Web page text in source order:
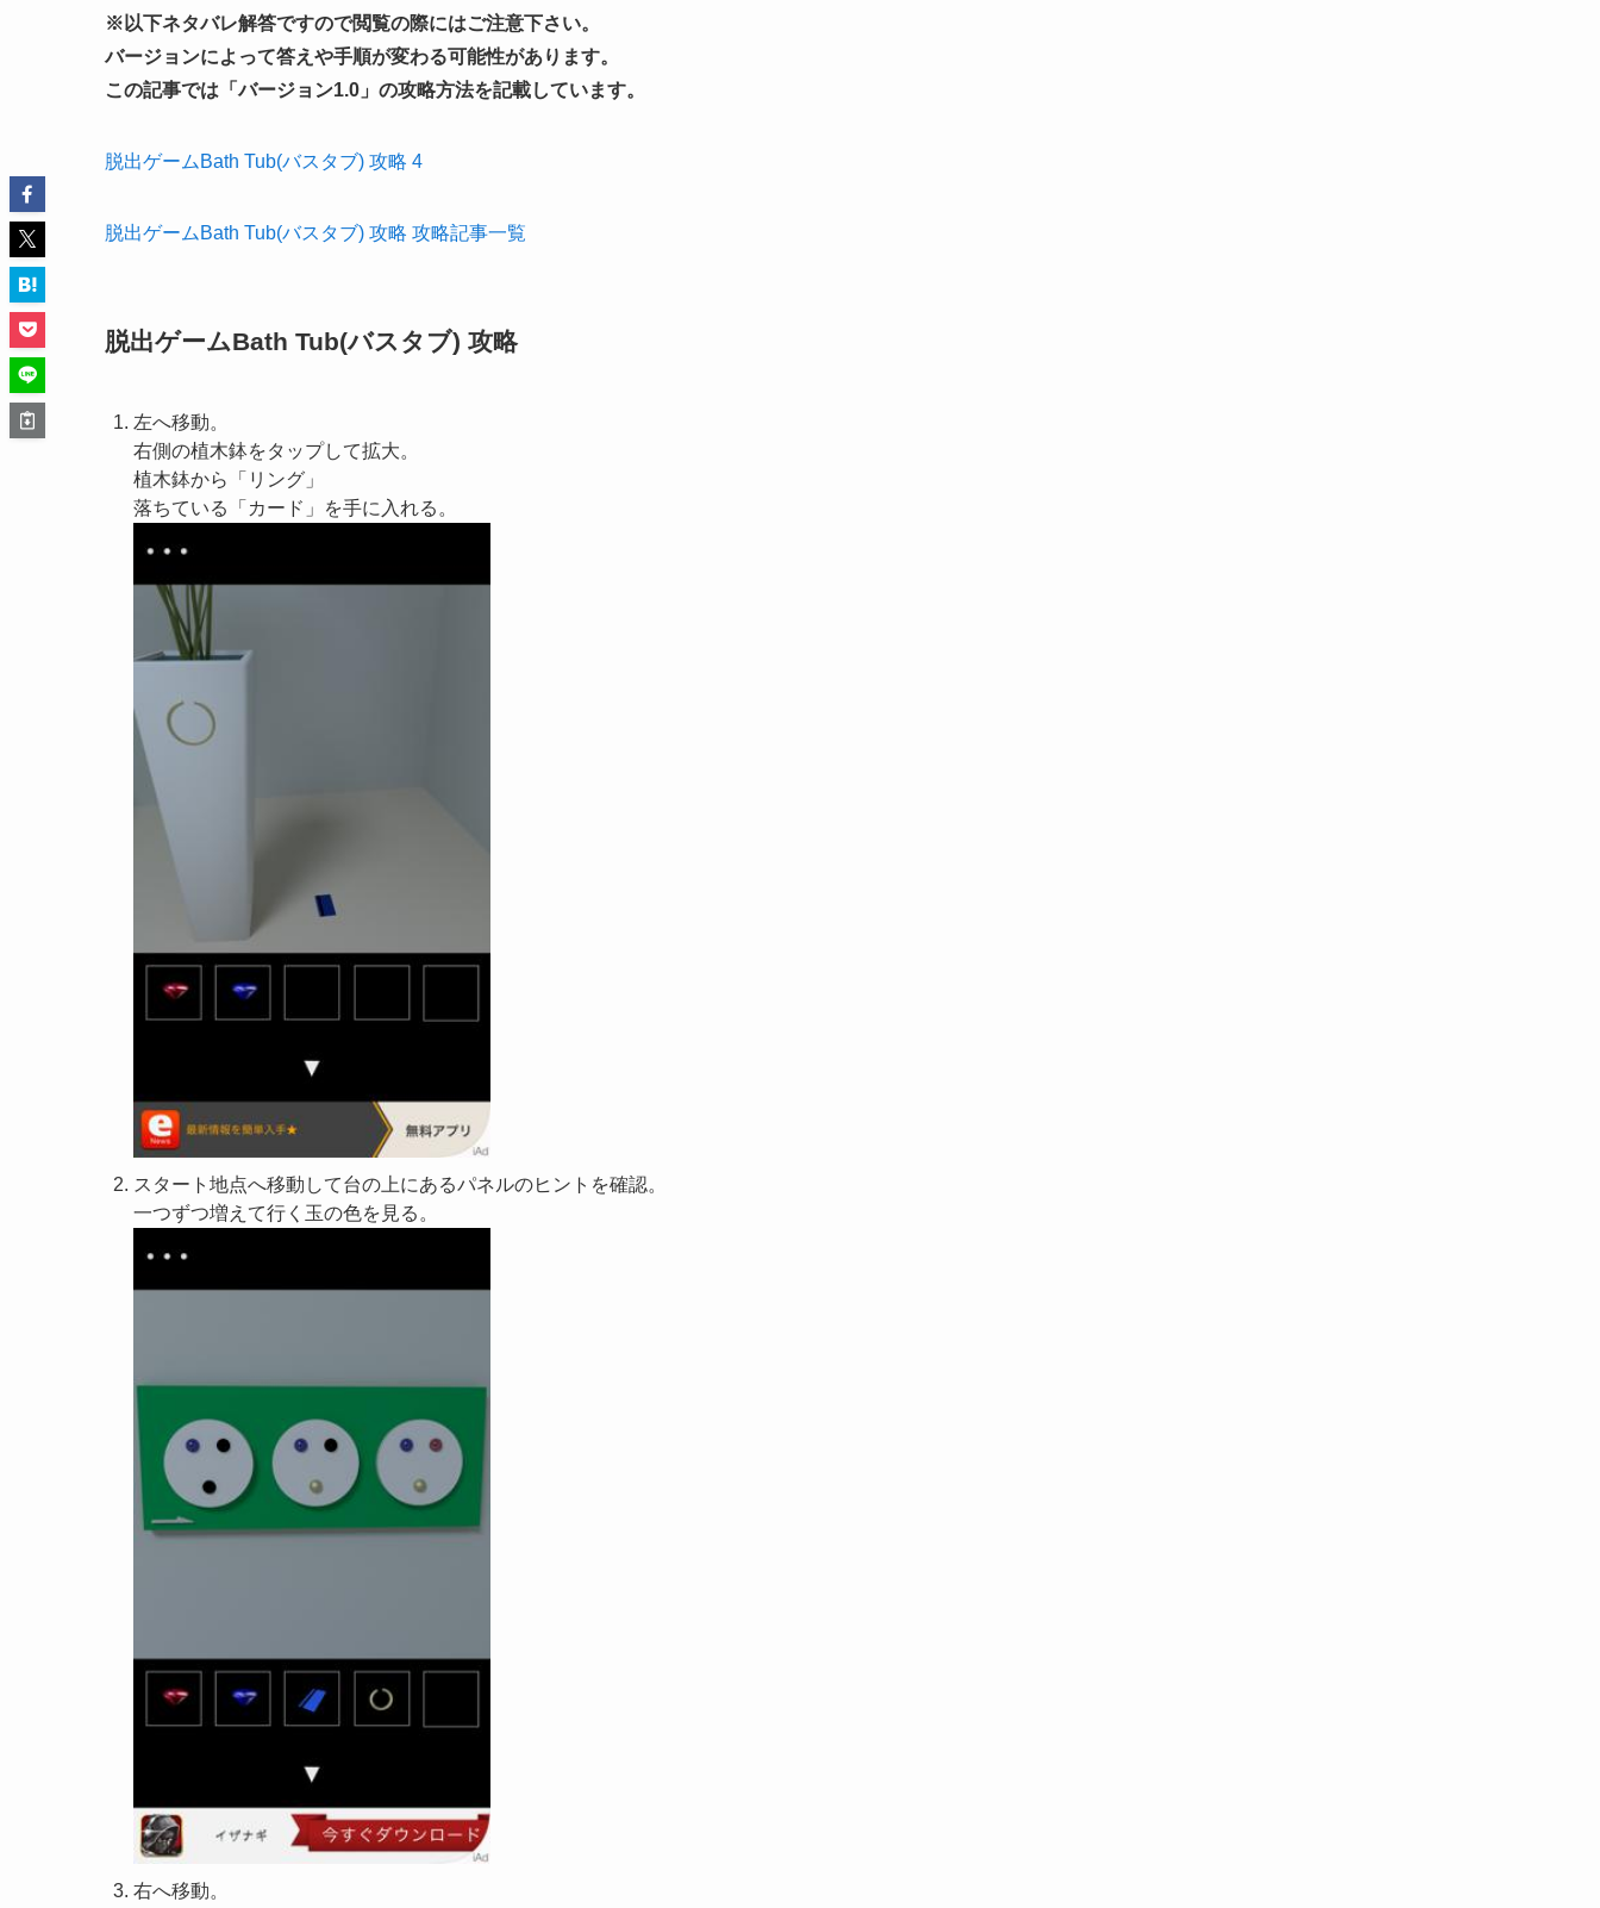
※以下ネタバレ解答ですので閲覧の際にはご注意下さい。
バージョンによって答えや手順が変わる可能性があります。
この記事では「バージョン1.0 」の攻略方法を記載しています。
脱出ゲームBath Tub(バスタブ) 攻略 4
脱出ゲームBath Tub(バスタブ) 攻略 攻略記事一覧
脱出ゲームBath Tub(バスタブ) 攻略
左へ移動。
右側の植木鉢をタップして拡大。
植木鉢から「リング」
落ちている「カード」を手に入れる。
スタート地点へ移動して台の上にあるパネルのヒントを確認。
一つずつ増えて行く玉の色を見る。
右へ移動。